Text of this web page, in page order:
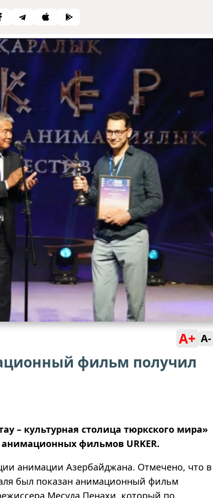
A+ A-
фильм получил
– культурная столица тюркского мира»
фильмов URKER.
анимации Азербайджана. Отмечено, что в
был показан анимационный фильм
Месуда Пенахи, который по